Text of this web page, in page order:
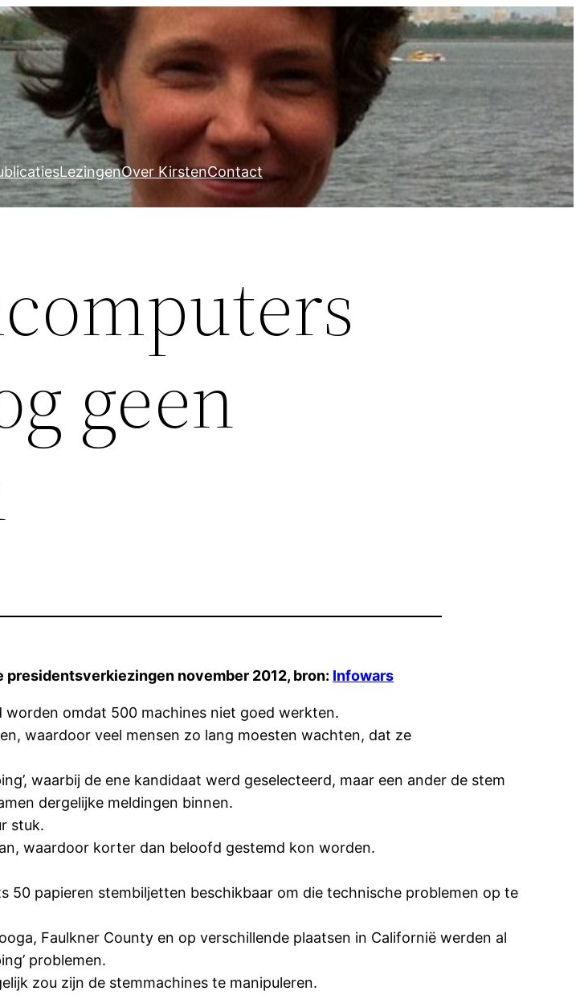
LezingenOver KirstenContact
geen
november 2012, bron: Infowars
omdat 500 machines niet goed werkten.
waardoor veel mensen zo lang moesten wachten, dat ze
waarbij de ene kandidaat werd geselecteerd, maar een ander de stem
dergelijke meldingen binnen.
stuk.
waardoor korter dan beloofd gestemd kon worden.
50 papieren stembiljetten beschikbaar om die technische problemen op te
Faulkner County en op verschillende plaatsen in Californië werden al
problemen.
zou zijn de stemmachines te manipuleren.